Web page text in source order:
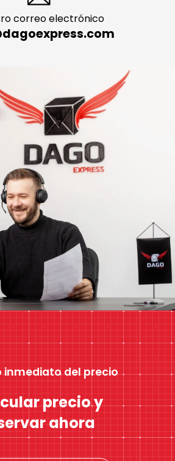
correo electrónico
inmediato del precio
precio y
ahora